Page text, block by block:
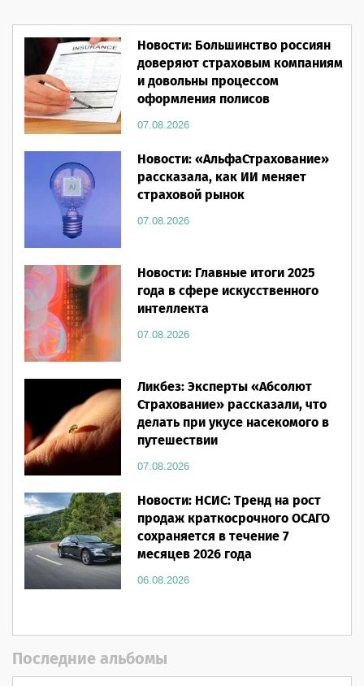
Новости: Большинство россиян
доверяют страховым компаниям
и довольны процессом
оформления полисов
07.08.2026
Новости: «АльфаСтрахование»
рассказала, как ИИ меняет
страховой рынок
07.08.2026
Новости: Главные итоги 2025
года в сфере искусственного
интеллекта
07.08.2026
Ликбез: Эксперты «Абсолют
Страхование» рассказали, что
делать при укусе насекомого в
путешествии
07.08.2026
Новости: НСИС: Тренд на рост
продаж краткосрочного ОСАГО
сохраняется в течение 7
месяцев 2026 года
06.08.2026
Последние альбомы